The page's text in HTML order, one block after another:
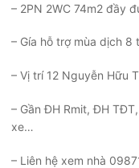
– 2PN 2WC 74m2 đầy
– Gía hỗ trợ mùa dịch 8
– Vị trí 12 Nguyễn Hữu
– Gần ĐH Rmit, ĐH
xe…
– Liên hệ xem nhà